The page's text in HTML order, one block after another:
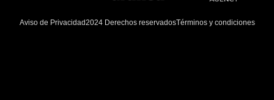
Aviso de Privacidad2024 Derechos reservadosTérminos y condiciones